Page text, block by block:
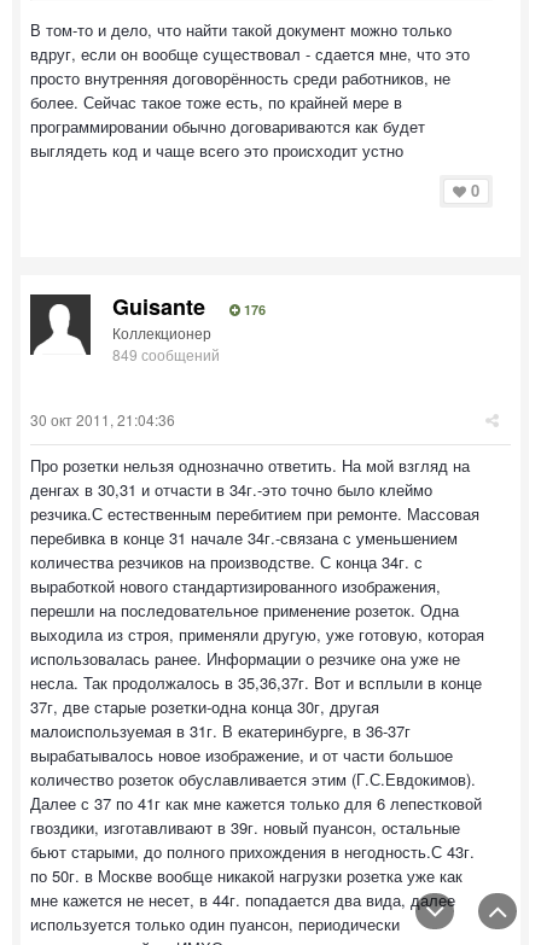
В том-то и дело, что найти такой документ можно только
вдруг, если он вообще существовал - сдается мне, что это
просто внутренняя договорённость среди работников, не
более. Сейчас такое тоже есть, по крайней мере в
программировании обычно договариваются как будет
выглядеть код и чаще всего это происходит устно
0
Guisante 176
Коллекционер
849 сообщений
30 окт 2011, 21:04:36
Про розетки нельзя однозначно ответить. На мой взгляд на
денгах в 30,31 и отчасти в 34г.-это точно было клеймо
резчика.С естественным перебитием при ремонте. Массовая
перебивка в конце 31 начале 34г.-связана с уменьшением
количества резчиков на производстве. С конца 34г. с
выработкой нового стандартизированного изображения,
перешли на последовательное применение розеток. Одна
выходила из строя, применяли другую, уже готовую, которая
использовалась ранее. Информации о резчике она уже не
несла. Так продолжалось в 35,36,37г. Вот и всплыли в конце
37г, две старые розетки-одна конца 30г, другая
малоиспользуемая в 31г. В екатеринбурге, в 36-37г
вырабатывалось новое изображение, и от части большое
количество розеток обуславливается этим (Г.С.Евдокимов).
Далее с 37 по 41г как мне кажется только для 6 лепестковой
гвоздики, изготавливают в 39г. новый пуансон, остальные
бьют старыми, до полного прихождения в негодность.С 43г.
по 50г. в Москве вообще никакой нагрузки розетка уже как
мне кажется не несет, в 44г. попадается два вида, далее
используется только один пуансон, периодически